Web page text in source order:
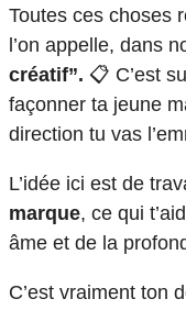
Toutes ces choses
l’on appelle, dans
créatif”. 📋 C’est
façonner ta jeune
direction tu vas
L’idée ici est de
marque, ce qui
âme et de la
C’est vraiment ton